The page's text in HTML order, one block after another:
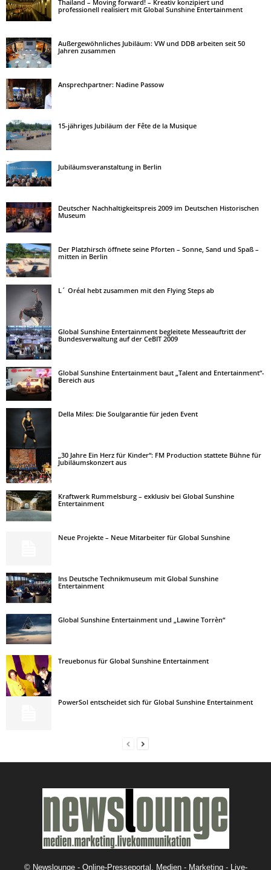
Thailand – Moving forward! – Kreativ konzipiert und
professionell realisiert mit Global Sunshine Entertainment
Außergewöhnliches Jubiläum: VW und DDB arbeiten seit 50
Jahren zusammen
Ansprechpartner: Nadine Passow
15-jähriges Jubiläum der Fête de la Musique
Jubiläumsveranstaltung in Berlin
Deutscher Nachhaltigkeitspreis 2009 im Deutschen Historischen
Museum
Der Platzhirsch öffnete seine Pforten – Sonne, Sand und Spaß –
mitten in Berlin
L´ Oréal hebt zusammen mit den Flying Steps ab
Global Sunshine Entertainment begleitete Messeauftritt der
Bundesverwaltung auf der CeBIT 2009
Global Sunshine Entertainment baut „Talent and Entertainment“-
Bereich aus
Della Miles: Die Soulgarantie für jeden Event
„30 Jahre Ein Herz für Kinder“: FM Production stattete Bühne für
Jubiläumskonzert aus
Kraftwerk Rummelsburg – exklusiv bei Global Sunshine
Entertainment
Neue Projekte – Neue Mitarbeiter für Global Sunshine
Ins Deutsche Technikmuseum mit Global Sunshine
Entertainment
Global Sunshine Entertainment und „Lawine Torrèn“
Treuebonus für Global Sunshine Entertainment
PowerSol entscheidet sich für Global Sunshine Entertainment
© Newslounge - Online-Presseportal. Medien - Marketing - Live-